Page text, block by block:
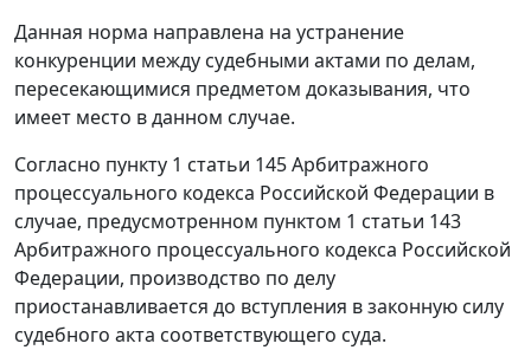
Данная норма направлена на устранение
конкуренции между судебными актами по делам,
пересекающимися предметом доказывания, что
имеет место в данном случае.
Согласно пункту 1 статьи 145Арбитражного
процессуального кодекса Российской Федерации в
случае, предусмотренном пунктом 1 статьи 143
Арбитражного процессуального кодекса Российской
Федерации, производство по делу
приостанавливается до вступления в законную силу
судебного акта соответствующего суда.